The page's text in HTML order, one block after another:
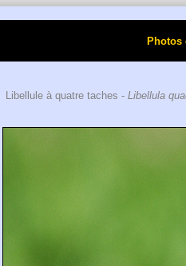
Libellule à quatre taches - Libellula